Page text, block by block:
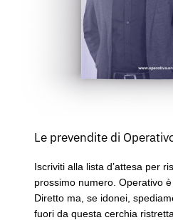
Le prevendite di
Iscriviti alla lista d’attesa per
prossimo numero. Operativo
Diretto ma, se idonei,
fuori da questa cerchia ristretta